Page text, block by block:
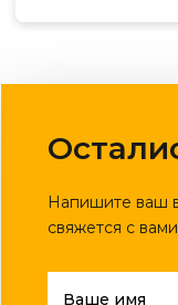
Напишите ваш
свяжется с
Ваше имя